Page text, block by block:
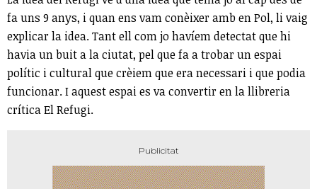
fa uns 9 anys, i quan ens vam conèixer amb en Pol, li vaig
explicar la idea. Tant ell com jo havíem detectat que hi
havia un buit a la ciutat, pel que fa a trobar un espai
polític i cultural que crèiem que era necessari i que podia
funcionar. I aquest espai es va convertir en la llibreria
crítica El Refugi.